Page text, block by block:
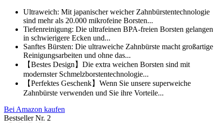
Ultraweich: Mit japanischer weicher Zahnbürstentechnologie
sind mehr als 20.000 mikrofeine Borsten...
Tiefenreinigung: Die ultrafeinen BPA-freien Borsten gelangen
in schwierigere Ecken und...
Sanftes Bürsten: Die ultraweiche Zahnbürste macht großartige
Reinigungsarbeiten und ohne das...
【Bestes Design】Die extra weichen Borsten sind mit
modernster Schmelzborstentechnologie...
【Perfektes Geschenk】Wenn Sie unsere superweiche
Zahnbürste verwenden und Sie ihre Vorteile...
Bei Amazon kaufen
Bestseller Nr. 2